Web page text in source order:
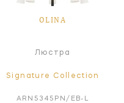
OLINA
Люстра
Signature Collection
ARN5345PN/EB-L